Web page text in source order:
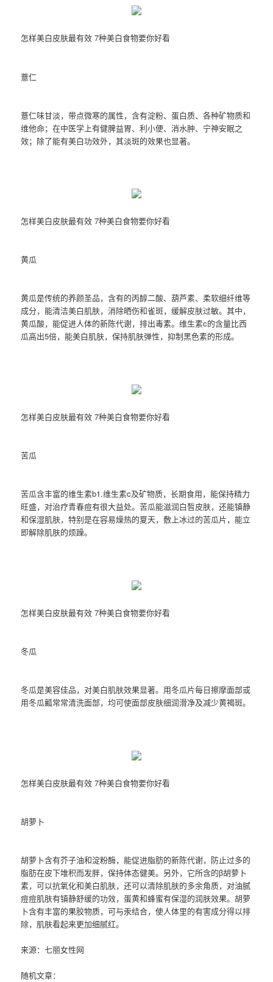
怎样美白皮肤最有效 7种美白食物要你好看
薏仁
薏仁味甘淡，带点微寒的属性，含有淀粉、蛋白质、各种矿物质和
维他命；在中医学上有健脾益胃、利小便、消水肿、宁神安眠之
效；除了能有美白功效外，其淡斑的效果也显著。
怎样美白皮肤最有效 7种美白食物要你好看
黄瓜
黄瓜是传统的养颜圣品，含有的丙醇二酸、葫芦素、柔软细纤维等
成分，能清洁美白肌肤，消除晒伤和雀斑，缓解皮肤过敏。其中，
黄瓜酸，能促进人体的新陈代谢，排出毒素。维生素c的含量比西
瓜高出5倍，能美白肌肤，保持肌肤弹性，抑制黑色素的形成。
怎样美白皮肤最有效 7种美白食物要你好看
苦瓜
苦瓜含丰富的维生素b1.维生素c及矿物质，长期食用，能保持精力
旺盛，对治疗青春痘有很大益处。苦瓜能滋润白皙皮肤，还能镇静
和保湿肌肤，特别是在容易燥热的夏天，敷上冰过的苦瓜片，能立
即解除肌肤的烦躁。
怎样美白皮肤最有效 7种美白食物要你好看
冬瓜
冬瓜是美容佳品，对美白肌肤效果显著。用冬瓜片每日擦摩面部或
用冬瓜瓤常常清洗面部，均可使面部皮肤细润滑净及减少黄褐斑。
怎样美白皮肤最有效 7种美白食物要你好看
胡萝卜
胡萝卜含有芥子油和淀粉酶，能促进脂肪的新陈代谢，防止过多的
脂肪在皮下堆积而发胖，保持体态健美。另外，它所含的β胡萝卜
素，可以抗氧化和美白肌肤，还可以清除肌肤的多余角质，对油腻
痘痘肌肤有镇静舒缓的功效，蛋黄和蜂蜜有保湿的润肤效果。胡萝
卜含有丰富的果胶物质，可与汞结合，使人体里的有害成分得以排
除，肌肤看起来更加细腻红。
来源：七丽女性网
随机文章：